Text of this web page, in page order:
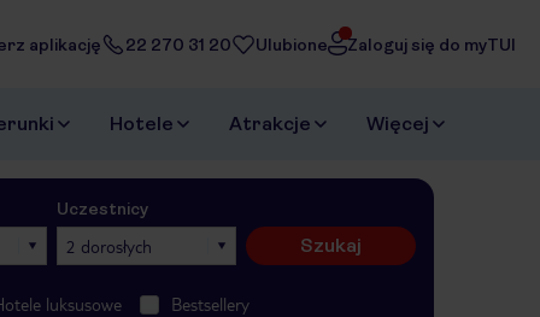
aplikację 22 270 31 20 Ulubione Zaloguj się do myTUI
Hotele Atrakcje Więcej
Uczestnicy
2 dorosłych Szukaj
luksusowe Bestsellery